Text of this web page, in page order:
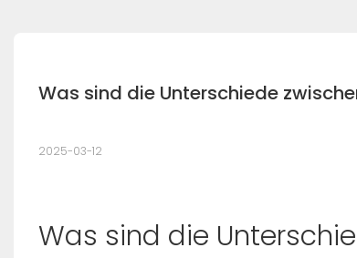
Was sind die Unterschiede
2025-03-12
Was sind die